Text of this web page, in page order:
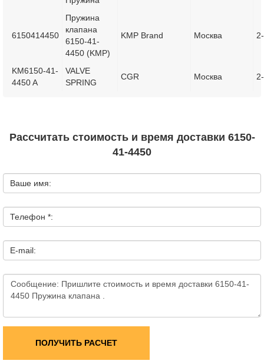
6150414450
Пружина
клапана
6150-41-
4450 (KMP)
KMP Brand Москва
KM6150-41-
4450 A
VALVE
SPRING
CGR Москва
Рассчитать стоимость и время доставки 6150-
41-4450
Ваше имя:
Телефон *:
E-mail:
ПОЛУЧИТЬ РАСЧЕТ